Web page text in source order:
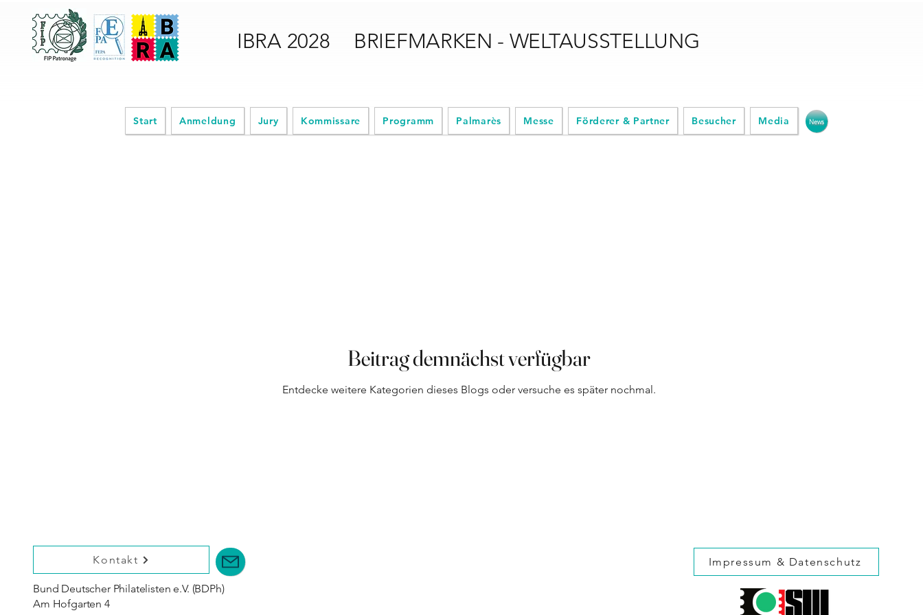
IBRA 2028 BRIEFMARKEN - WELTAUSSTELLUNG
Start Anmeldung Jury Kommissare Programm Palmarès Messe Förderer & Partner Besucher Media News
Beitrag demnächst verfügbar
Entdecke weitere Kategorien dieses Blogs oder versuche es später nochmal.
Kontakt
Bund Deutscher Philatelisten e.V. (BDPh)
Am Hofgarten 4
Impressum & Datenschutz